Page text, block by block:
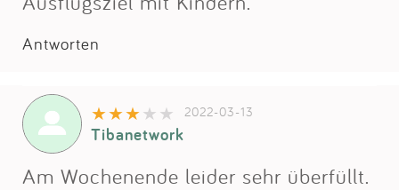
Anmelden
Antworten
2022-03-13
Tibanetwork
Am Wochenende leider sehr überfüllt.